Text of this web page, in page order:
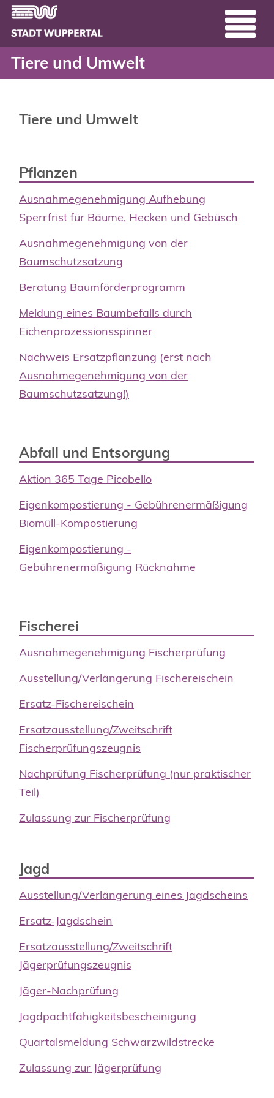
Zum Hauptinhalt springen
Tiere und Umwelt -
Header
Tiere und Umwelt
Tiere und Umwelt
Pflanzen
Ausnahmegenehmigung Aufhebung
Sperrfrist für Bäume, Hecken und Gebüsch
Ausnahmegenehmigung von der
Baumschutzsatzung
Beratung Baumförderprogramm
Meldung eines Baumbefalls durch
Eichenprozessionsspinner
Nachweis Ersatzpflanzung (erst nach
Ausnahmegenehmigung von der
Baumschutzsatzung!)
Abfall und Entsorgung
Aktion 365 Tage Picobello
Eigenkompostierung - Gebührenermäßigung
Biomüll-Kompostierung
Eigenkompostierung -
Gebührenermäßigung Rücknahme
Fischerei
Ausnahmegenehmigung Fischerprüfung
Ausstellung/Verlängerung Fischereischein
Ersatz-Fischereischein
Ersatzausstellung/Zweitschrift
Fischerprüfungszeugnis
Nachprüfung Fischerprüfung (nur praktischer
Teil)
Zulassung zur Fischerprüfung
Jagd
Ausstellung/Verlängerung eines Jagdscheins
Ersatz-Jagdschein
Ersatzausstellung/Zweitschrift
Jägerprüfungszeugnis
Jäger-Nachprüfung
Jagdpachtfähigkeitsbescheinigung
Quartalsmeldung Schwarzwildstrecke
Zulassung zur Jägerprüfung